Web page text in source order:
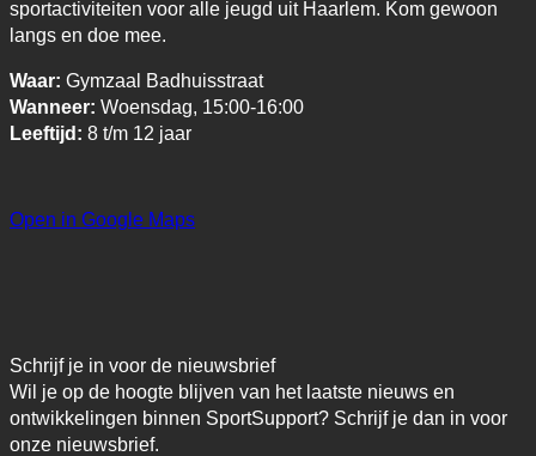
sportactiviteiten voor alle jeugd uit Haarlem. Kom gewoon
langs en doe mee.
Waar: Gymzaal Badhuisstraat
Wanneer: Woensdag, 15:00-16:00
Leeftijd: 8 t/m 12 jaar
Open in Google Maps
Schrijf je in voor de nieuwsbrief
Wil je op de hoogte blijven van het laatste nieuws en
ontwikkelingen binnen SportSupport? Schrijf je dan in voor
onze nieuwsbrief.